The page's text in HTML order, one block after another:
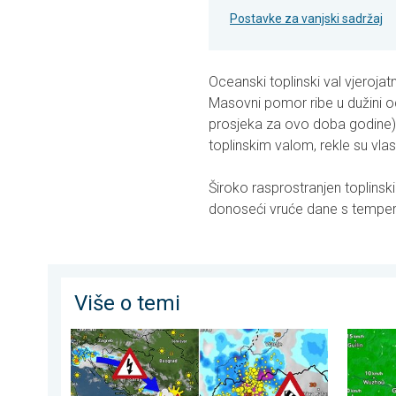
Postavke za vanjski sadržaj
Oceanski toplinski val
Masovni pomor ribe u dužini
prosjeka za ovo doba
toplinskim valom, rekle su
Široko rasprostranjen
donoseći vruće dane s
Više o temi
Pješčana oluja u Skoplju. Olujni i orkanski vjetar. . .